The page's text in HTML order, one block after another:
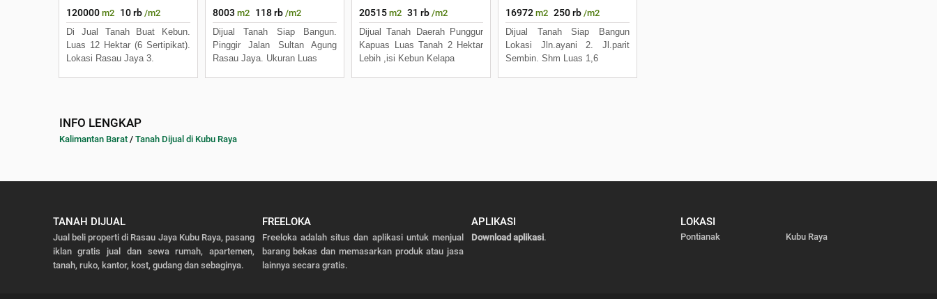
120000 m2 10 rb /m2
Di Jual Tanah Buat Kebun.
Luas 12 Hektar (6 Sertipikat).
Lokasi Rasau Jaya 3.
8003 m2 118 rb /m2
Dijual Tanah Siap Bangun.
Pinggir Jalan Sultan Agung
Rasau Jaya. Ukuran Luas
20515 m2 31 rb /m2
Dijual Tanah Daerah Punggur
Kapuas Luas Tanah 2 Hektar
Lebih ,isi Kebun Kelapa
16972 m2 250 rb /m2
Dijual Tanah Siap Bangun
Lokasi Jln.ayani 2. Jl.parit
Sembin. Shm Luas 1,6
INFO LENGKAP
Kalimantan Barat / Tanah Dijual di Kubu Raya
TANAH DIJUAL
Jual beli properti di Rasau Jaya Kubu Raya, pasang
iklan gratis jual dan sewa rumah, apartemen,
tanah, ruko, kantor, kost, gudang dan sebaginya.
FREELOKA
Freeloka adalah situs dan aplikasi untuk menjual
barang bekas dan memasarkan produk atau jasa
lainnya secara gratis.
APLIKASI
Download aplikasi.
LOKASI
Pontianak Kubu Raya